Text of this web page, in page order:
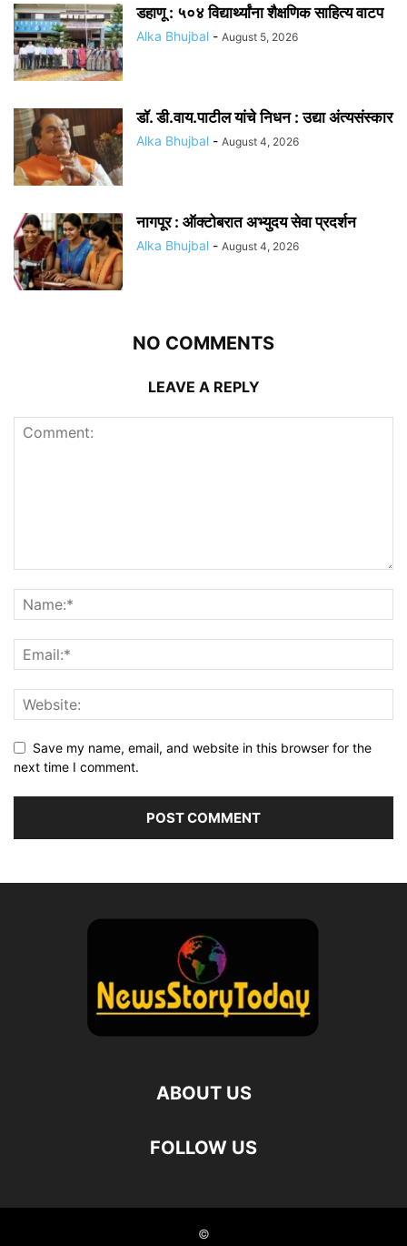
डहाणू : ५०४ विद्यार्थ्यांना शैक्षणिक साहित्य वाटप
Alka Bhujbal - August 5, 2026
डॉ. डी.वाय.पाटील यांचे निधन : उद्या अंत्यसंस्कार
Alka Bhujbal - August 4, 2026
नागपूर : ऑक्टोबरात अभ्युदय सेवा प्रदर्शन
Alka Bhujbal - August 4, 2026
NO COMMENTS
LEAVE A REPLY
Save my name, email, and website in this browser for the
next time I comment.
ABOUT US
FOLLOW US
©